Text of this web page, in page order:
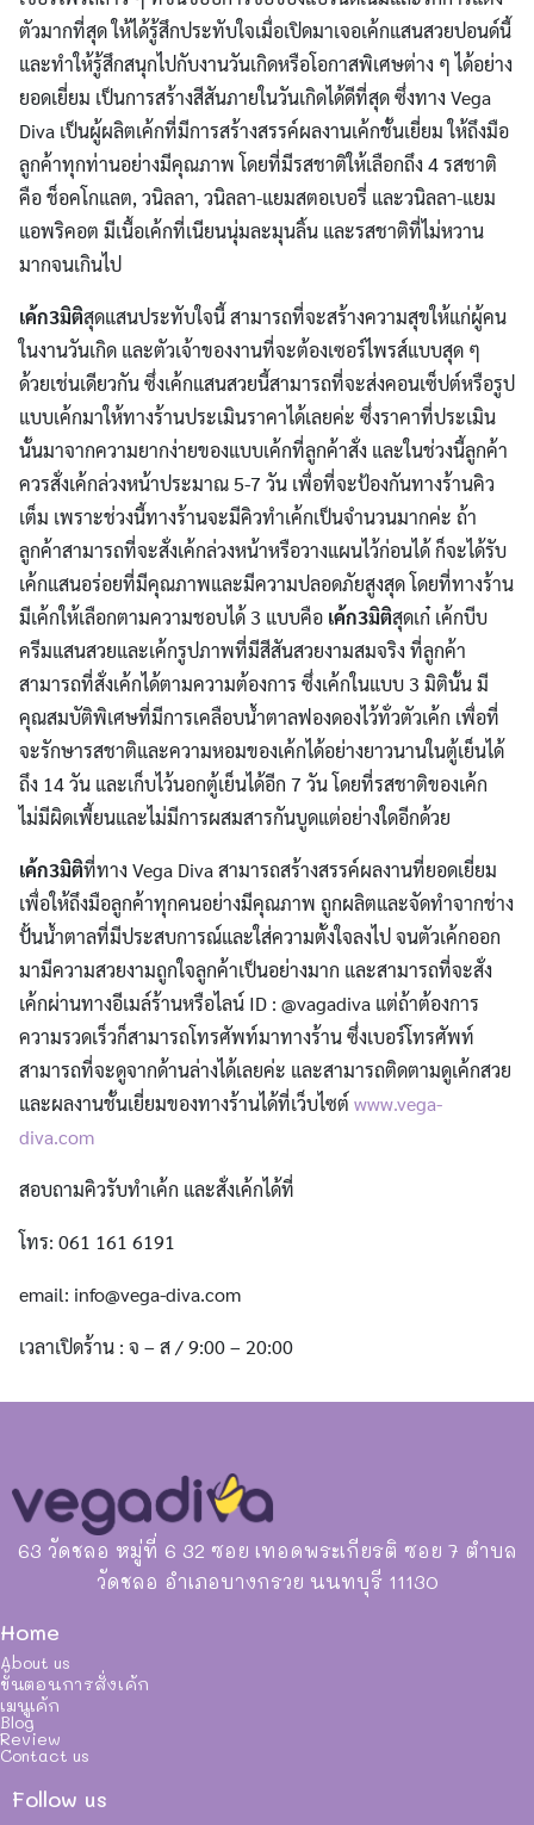
ตัวมากที่สุดให้ได้รู้สึกประทับใจเมื่อเปิดมาเจอเค้กแสนสวยปอนด์นี้
และทำให้รู้สึกสนุกไปกับงานวันเกิดหรือโอกาสพิเศษต่าง ๆ ได้อย่าง
ยอดเยี่ยม เป็นการสร้างสีสันภายในวันเกิดได้ดีที่สุด ซึ่งทาง Vega
Diva เป็นผู้ผลิตเค้กที่มีการสร้างสรรค์ผลงานเค้กชั้นเยี่ยม ให้ถึงมือ
ลูกค้าทุกท่านอย่างมีคุณภาพ โดยที่มีรสชาติให้เลือกถึง 4 รสชาติ
คือ ช็อคโกแลต, วนิลลา, วนิลลา-แยมสตอเบอรี่ และวนิลลา-แยม
แอพริคอต มีเนื้อเค้กที่เนียนนุ่มละมุนลิ้น และรสชาติที่ไม่หวาน
มากจนเกินไป
เค้ก3มิติสุดแสนประทับใจนี้ สามารถที่จะสร้างความสุขให้แก่ผู้คน
ในงานวันเกิด และตัวเจ้าของงานที่จะต้องเซอร์ไพรส์แบบสุด ๆ
ด้วยเช่นเดียวกัน ซึ่งเค้กแสนสวยนี้สามารถที่จะส่งคอนเซ็ปต์หรือรูป
แบบเค้กมาให้ทางร้านประเมินราคาได้เลยค่ะ ซึ่งราคาที่ประเมิน
นั้นมาจากความยากง่ายของแบบเค้กที่ลูกค้าสั่ง และในช่วงนี้ลูกค้า
ควรสั่งเค้กล่วงหน้าประมาณ 5-7 วัน เพื่อที่จะป้องกันทางร้านคิว
เต็ม เพราะช่วงนี้ทางร้านจะมีคิวทำเค้กเป็นจำนวนมากค่ะ ถ้า
ลูกค้าสามารถที่จะสั่งเค้กล่วงหน้าหรือวางแผนไว้ก่อนได้ ก็จะได้รับ
เค้กแสนอร่อยที่มีคุณภาพและมีความปลอดภัยสูงสุด โดยที่ทางร้าน
มีเค้กให้เลือกตามความชอบได้ 3 แบบคือ เค้ก3มิติสุดเก๋ เค้กบีบ
ครีมแสนสวยและเค้กรูปภาพที่มีสีสันสวยงามสมจริง ที่ลูกค้า
สามารถที่สั่งเค้กได้ตามความต้องการ ซึ่งเค้กในแบบ 3 มิตินั้น มี
คุณสมบัติพิเศษที่มีการเคลือบน้ำตาลฟองดองไว้ทั่วตัวเค้ก เพื่อที่
จะรักษารสชาติและความหอมของเค้กได้อย่างยาวนานในตู้เย็นได้
ถึง 14 วัน และเก็บไว้นอกตู้เย็นได้อีก 7 วัน โดยที่รสชาติของเค้ก
ไม่มีผิดเพี้ยนและไม่มีการผสมสารกันบูดแต่อย่างใดอีกด้วย
เค้ก3มิติที่ทาง Vega Diva สามารถสร้างสรรค์ผลงานที่ยอดเยี่ยม
เพื่อให้ถึงมือลูกค้าทุกคนอย่างมีคุณภาพ ถูกผลิตและจัดทำจากช่าง
ปั้นน้ำตาลที่มีประสบการณ์และใส่ความตั้งใจลงไป จนตัวเค้กออก
มามีความสวยงามถูกใจลูกค้าเป็นอย่างมาก และสามารถที่จะสั่ง
เค้กผ่านทางอีเมล์ร้านหรือไลน์ ID : @vagadiva แต่ถ้าต้องการ
ความรวดเร็วก็สามารถโทรศัพท์มาทางร้าน ซึ่งเบอร์โทรศัพท์
สามารถที่จะดูจากด้านล่างได้เลยค่ะ และสามารถติดตามดูเค้กสวย
และผลงานชั้นเยี่ยมของทางร้านได้ที่เว็บไซต์ www.vega-
diva.com
สอบถามคิวรับทำเค้ก และสั่งเค้กได้ที่
โทร: 061 161 6191
email: info@vega-diva.com
เวลาเปิดร้าน : จ – ส / 9:00 – 20:00
63 วัดชลอ หมู่ที่ 6 32 ซอย เทอดพระเกียรติ ซอย 7 ตำบล
วัดชลอ อำเภอบางกรวย นนทบุรี 11130
Home
About us
ขั้นตอนการสั่งเค้ก
เมนูเค้ก
Blog
Review
Contact us
Follow us